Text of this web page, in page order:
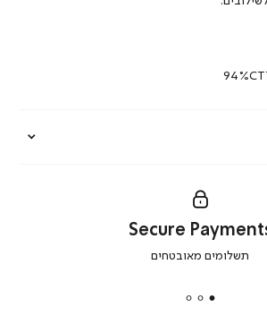
secure
|
Secure
תשלומים מאובטחים